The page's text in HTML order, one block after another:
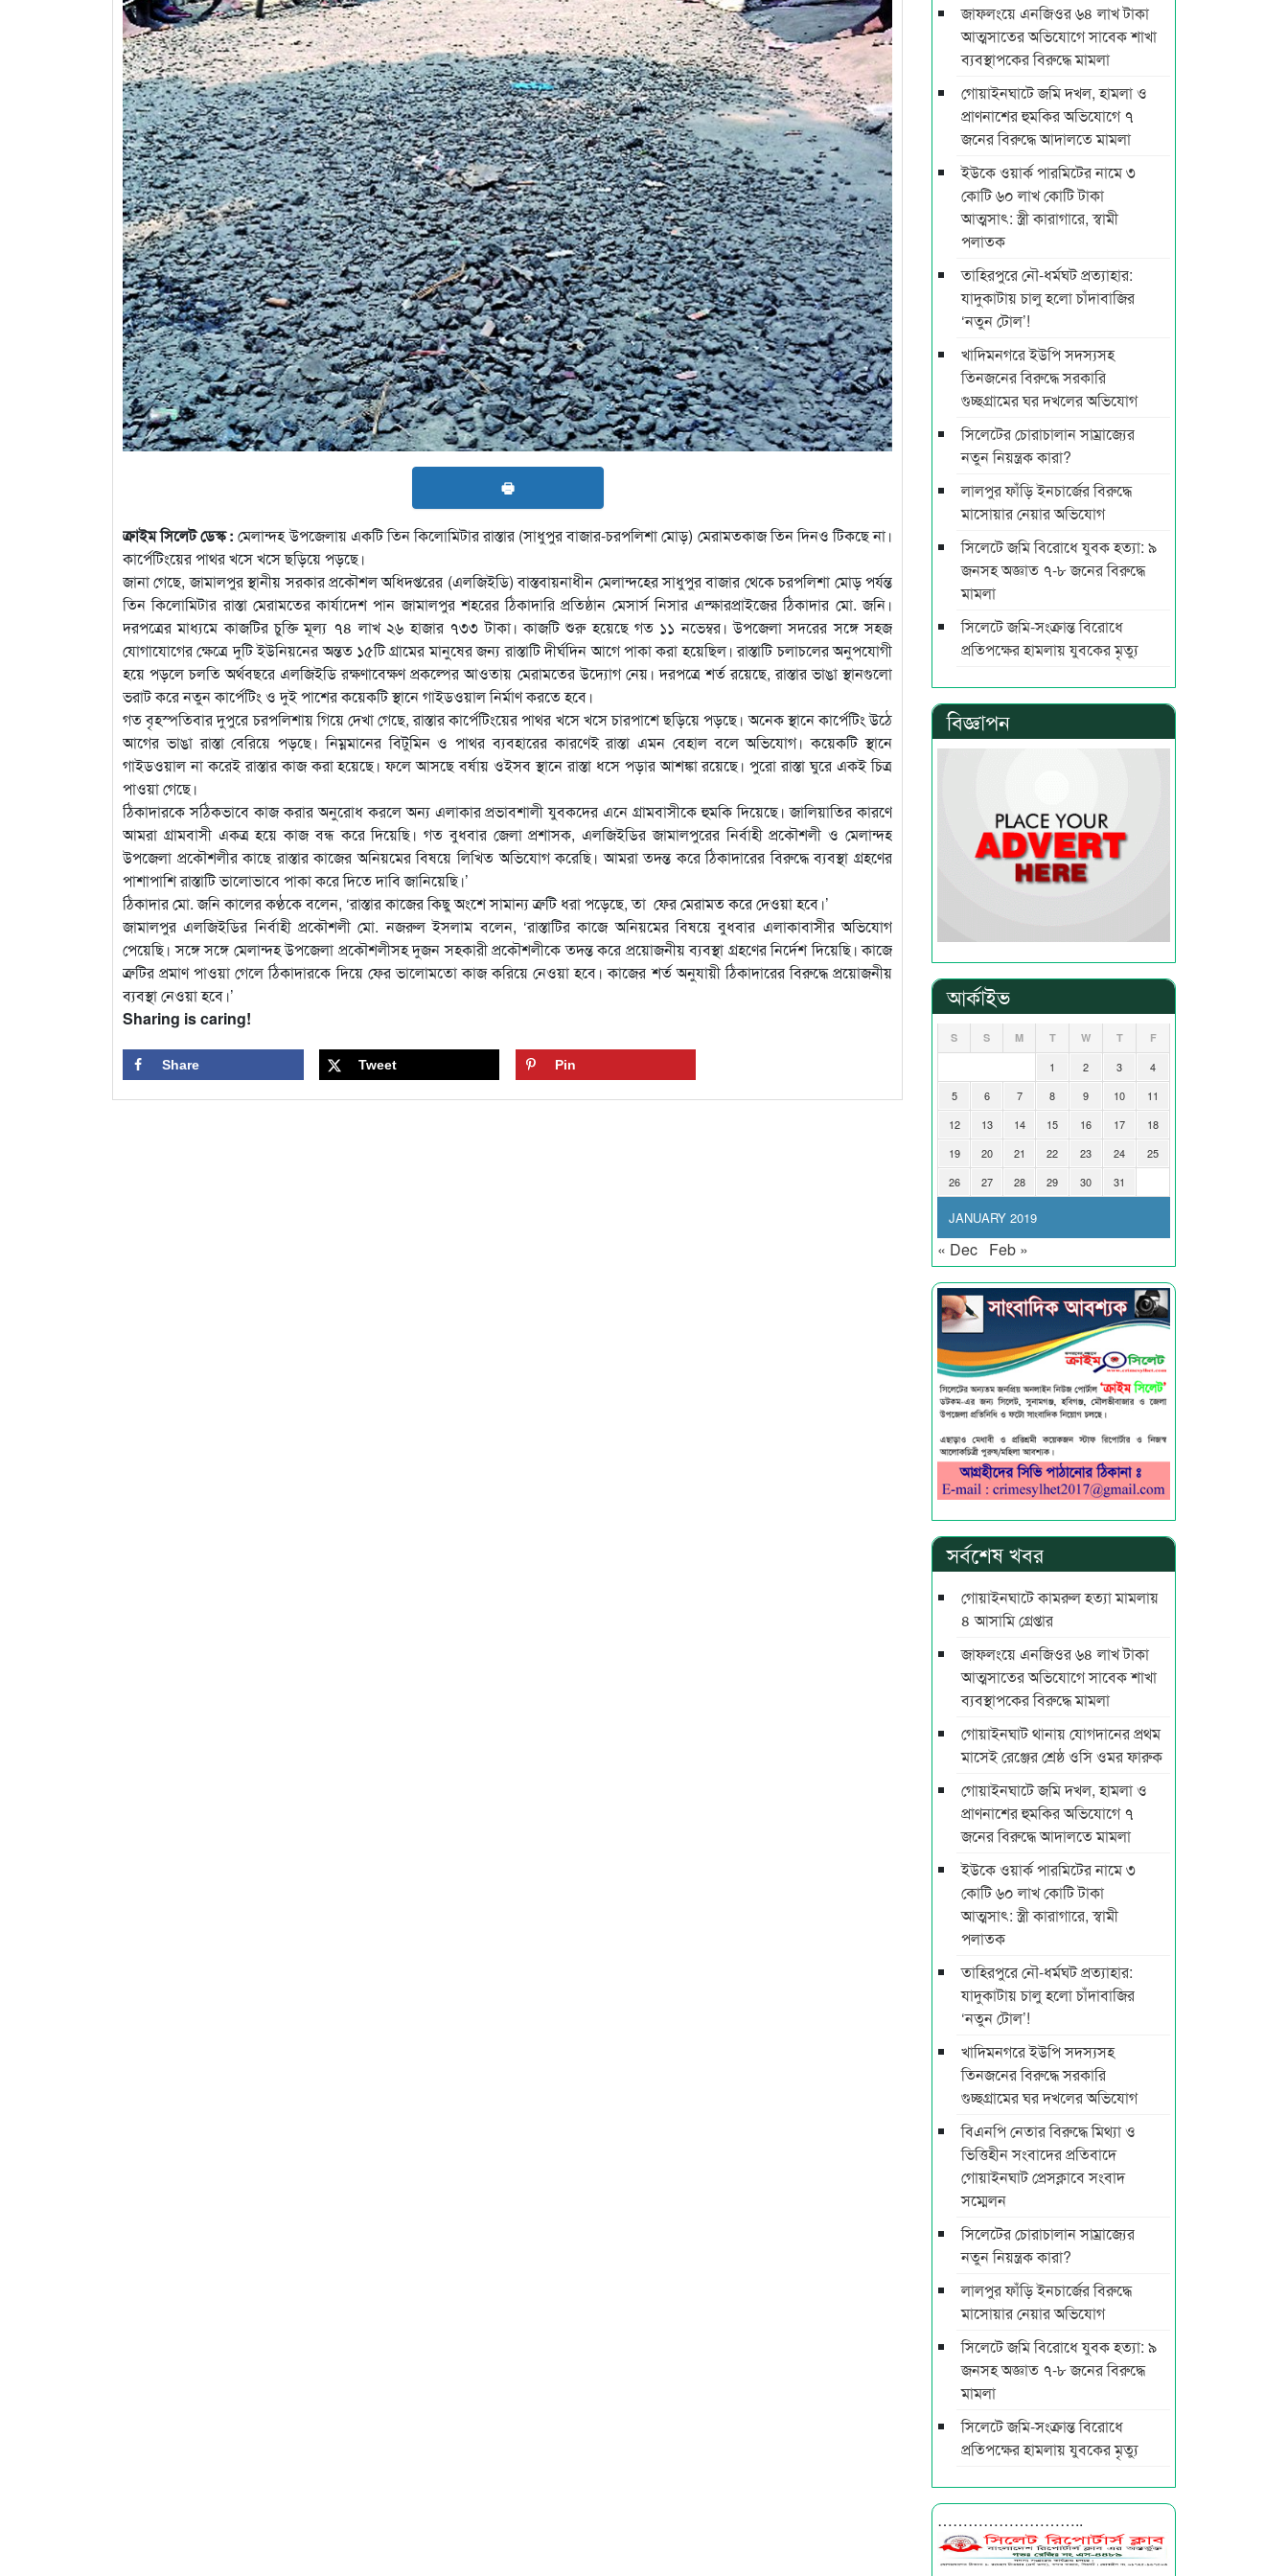
🖶
ক্রাইম সিলেট ডেস্ক : মেলান্দহ উপজেলায় একটি তিন কিলোমিটার রাস্তার (সাধুপুর বাজার-চরপলিশা মোড়) মেরামতকাজ তিন দিনও টিকছে না।
কার্পেটিংয়ের পাথর খসে খসে ছড়িয়ে পড়ছে।
জানা গেছে, জামালপুর স্থানীয় সরকার প্রকৌশল অধিদপ্তরের (এলজিইডি) বাস্তবায়নাধীন মেলান্দহের সাধুপুর বাজার থেকে চরপলিশা মোড় পর্যন্ত
তিন কিলোমিটার রাস্তা মেরামতের কার্যাদেশ পান জামালপুর শহরের ঠিকাদারি প্রতিষ্ঠান মেসার্স নিসার এন্ক্ষারপ্রাইজের ঠিকাদার মো. জনি।
দরপত্রের মাধ্যমে কাজটির চুক্তি মূল্য ৭৪ লাখ ২৬ হাজার ৭৩৩ টাকা। কাজটি শুরু হয়েছে গত ১১ নভেম্বর। উপজেলা সদরের সঙ্গে সহজ
যোগাযোগের ক্ষেত্রে দুটি ইউনিয়নের অন্তত ১৫টি গ্রামের মানুষের জন্য রাস্তাটি দীর্ঘদিন আগে পাকা করা হয়েছিল। রাস্তাটি চলাচলের অনুপযোগী
হয়ে পড়লে চলতি অর্থবছরে এলজিইডি রক্ষণাবেক্ষণ প্রকল্পের আওতায় মেরামতের উদ্যোগ নেয়। দরপত্রে শর্ত রয়েছে, রাস্তার ভাঙা স্থানগুলো
ভরাট করে নতুন কার্পেটিং ও দুই পাশের কয়েকটি স্থানে গাইডওয়াল নির্মাণ করতে হবে।
গত বৃহস্পতিবার দুপুরে চরপলিশায় গিয়ে দেখা গেছে, রাস্তার কার্পেটিংয়ের পাথর খসে খসে চারপাশে ছড়িয়ে পড়ছে। অনেক স্থানে কার্পেটিং উঠে
আগের ভাঙা রাস্তা বেরিয়ে পড়ছে। নিম্নমানের বিটুমিন ও পাথর ব্যবহারের কারণেই রাস্তা এমন বেহাল বলে অভিযোগ। কয়েকটি স্থানে
গাইডওয়াল না করেই রাস্তার কাজ করা হয়েছে। ফলে আসছে বর্ষায় ওইসব স্থানে রাস্তা ধসে পড়ার আশঙ্কা রয়েছে। পুরো রাস্তা ঘুরে একই চিত্র
পাওয়া গেছে।
ঠিকাদারকে সঠিকভাবে কাজ করার অনুরোধ করলে অন্য এলাকার প্রভাবশালী যুবকদের এনে গ্রামবাসীকে হুমকি দিয়েছে। জালিয়াতির কারণে
আমরা গ্রামবাসী একত্র হয়ে কাজ বন্ধ করে দিয়েছি। গত বুধবার জেলা প্রশাসক, এলজিইডির জামালপুরের নির্বাহী প্রকৌশলী ও মেলান্দহ
উপজেলা প্রকৌশলীর কাছে রাস্তার কাজের অনিয়মের বিষয়ে লিখিত অভিযোগ করেছি। আমরা তদন্ত করে ঠিকাদারের বিরুদ্ধে ব্যবস্থা গ্রহণের
পাশাপাশি রাস্তাটি ভালোভাবে পাকা করে দিতে দাবি জানিয়েছি।’
ঠিকাদার মো. জনি কালের কণ্ঠকে বলেন, ‘রাস্তার কাজের কিছু অংশে সামান্য ত্রুটি ধরা পড়েছে, তা ফের মেরামত করে দেওয়া হবে।’
জামালপুর এলজিইডির নির্বাহী প্রকৌশলী মো. নজরুল ইসলাম বলেন, ‘রাস্তাটির কাজে অনিয়মের বিষয়ে বুধবার এলাকাবাসীর অভিযোগ
পেয়েছি। সঙ্গে সঙ্গে মেলান্দহ উপজেলা প্রকৌশলীসহ দুজন সহকারী প্রকৌশলীকে তদন্ত করে প্রয়োজনীয় ব্যবস্থা গ্রহণের নির্দেশ দিয়েছি। কাজে
ত্রুটির প্রমাণ পাওয়া গেলে ঠিকাদারকে দিয়ে ফের ভালোমতো কাজ করিয়ে নেওয়া হবে। কাজের শর্ত অনুযায়ী ঠিকাদারের বিরুদ্ধে প্রয়োজনীয়
ব্যবস্থা নেওয়া হবে।’
Sharing is caring!
Share Tweet Pin
জাফলংয়ে এনজিওর ৬৪ লাখ টাকা
আত্মসাতের অভিযোগে সাবেক শাখা
ব্যবস্থাপকের বিরুদ্ধে মামলা
গোয়াইনঘাটে জমি দখল, হামলা ও
প্রাণনাশের হুমকির অভিযোগে ৭
জনের বিরুদ্ধে আদালতে মামলা
ইউকে ওয়ার্ক পারমিটের নামে ৩
কোটি ৬০ লাখ কোটি টাকা
আত্মসাৎ: স্ত্রী কারাগারে, স্বামী
পলাতক
তাহিরপুরে নৌ-ধর্মঘট প্রত্যাহার:
যাদুকাটায় চালু হলো চাঁদাবাজির
‘নতুন টোল’!
খাদিমনগরে ইউপি সদস্যসহ
তিনজনের বিরুদ্ধে সরকারি
গুচ্ছগ্রামের ঘর দখলের অভিযোগ
সিলেটের চোরাচালান সাম্রাজ্যের
নতুন নিয়ন্ত্রক কারা?
লালপুর ফাঁড়ি ইনচার্জের বিরুদ্ধে
মাসোয়ার নেয়ার অভিযোগ
সিলেটে জমি বিরোধে যুবক হত্যা: ৯
জনসহ অজ্ঞাত ৭-৮ জনের বিরুদ্ধে
মামলা
সিলেটে জমি-সংক্রান্ত বিরোধে
প্রতিপক্ষের হামলায় যুবকের মৃত্যু
বিজ্ঞাপন
আর্কাইভ
JANUARY 2019
S S M T W T F
1 2 3
4
5
6 7 8 9 10
11
12
13 14 15 16 17
18
19
20 21 22 23 24
25
26
27 28 29 30 31
« Dec Feb »
সর্বশেষ খবর
গোয়াইনঘাটে কামরুল হত্যা মামলায়
৪ আসামি গ্রেপ্তার
জাফলংয়ে এনজিওর ৬৪ লাখ টাকা
আত্মসাতের অভিযোগে সাবেক শাখা
ব্যবস্থাপকের বিরুদ্ধে মামলা
গোয়াইনঘাট থানায় যোগদানের প্রথম
মাসেই রেঞ্জের শ্রেষ্ঠ ওসি ওমর ফারুক
গোয়াইনঘাটে জমি দখল, হামলা ও
প্রাণনাশের হুমকির অভিযোগে ৭
জনের বিরুদ্ধে আদালতে মামলা
ইউকে ওয়ার্ক পারমিটের নামে ৩
কোটি ৬০ লাখ কোটি টাকা
আত্মসাৎ: স্ত্রী কারাগারে, স্বামী
পলাতক
তাহিরপুরে নৌ-ধর্মঘট প্রত্যাহার:
যাদুকাটায় চালু হলো চাঁদাবাজির
‘নতুন টোল’!
খাদিমনগরে ইউপি সদস্যসহ
তিনজনের বিরুদ্ধে সরকারি
গুচ্ছগ্রামের ঘর দখলের অভিযোগ
বিএনপি নেতার বিরুদ্ধে মিথ্যা ও
ভিত্তিহীন সংবাদের প্রতিবাদে
গোয়াইনঘাট প্রেসক্লাবে সংবাদ
সম্মেলন
সিলেটের চোরাচালান সাম্রাজ্যের
নতুন নিয়ন্ত্রক কারা?
লালপুর ফাঁড়ি ইনচার্জের বিরুদ্ধে
মাসোয়ার নেয়ার অভিযোগ
সিলেটে জমি বিরোধে যুবক হত্যা: ৯
জনসহ অজ্ঞাত ৭-৮ জনের বিরুদ্ধে
মামলা
সিলেটে জমি-সংক্রান্ত বিরোধে
প্রতিপক্ষের হামলায় যুবকের মৃত্যু
………………………..